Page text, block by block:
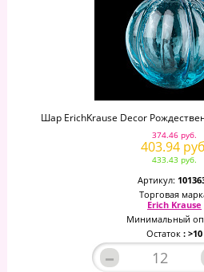
Шар ErichKrause Decor
374.46 руб.
403.94
433.43 руб.
Артикул:
Торговая
Erich Krause
Минимальный
Остаток : >10
–